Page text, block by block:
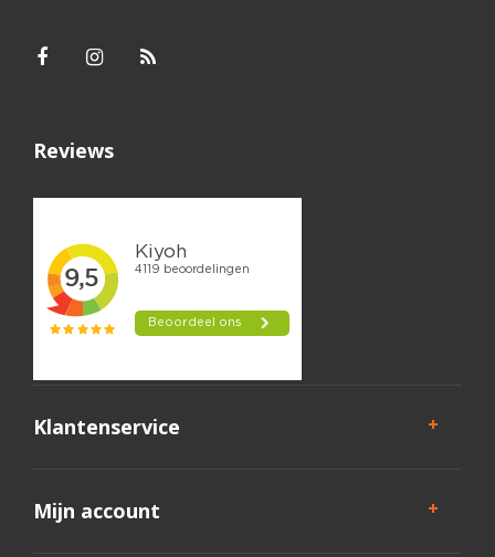
Reviews
Klantenservice
Mijn account